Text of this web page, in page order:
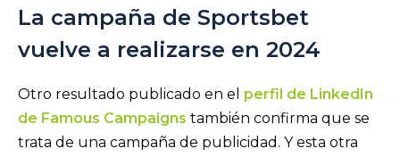
La campaña de Sportsbet
vuelve a realizarse en 2024
Otro resultado publicado en el perfil de LinkedIn
de Famous Campaigns también confirma que se
trata de una campaña de publicidad. Y esta otra